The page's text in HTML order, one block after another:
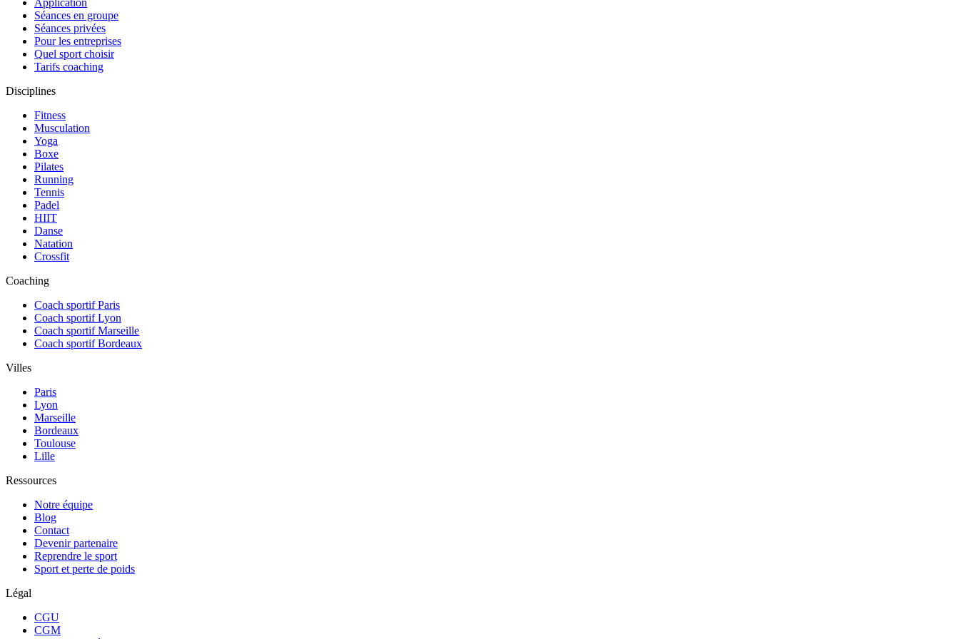
Application
Séances en groupe
Séances privées
Pour les entreprises
Quel sport choisir
Tarifs coaching
Disciplines
Fitness
Musculation
Yoga
Boxe
Pilates
Running
Tennis
Padel
HIIT
Danse
Natation
Crossfit
Coaching
Coach sportif Paris
Coach sportif Lyon
Coach sportif Marseille
Coach sportif Bordeaux
Villes
Paris
Lyon
Marseille
Bordeaux
Toulouse
Lille
Ressources
Notre équipe
Blog
Contact
Devenir partenaire
Reprendre le sport
Sport et perte de poids
Légal
CGU
CGM